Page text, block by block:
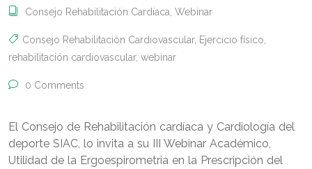
Consejo Rehabilitación Cardíaca Webinar
Consejo Rehabilitación Cardiovascular, Ejercicio físico
rehabilitación cardiovascular, webinar
0 Comments
El Consejo de Rehabilitación cardíaca y Cardiología del
deporte SIAC, lo invita a su III Webinar Académico,
Utilidad de la Ergoespirometria en la Prescripción del